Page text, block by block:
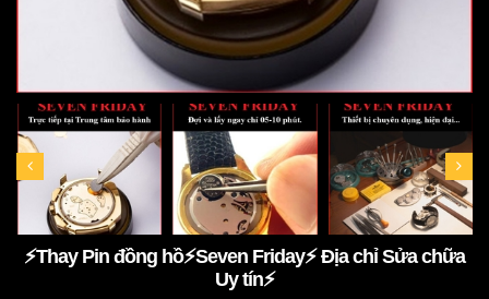
⚡️Thay Pin đồng hồ⚡️Seven Friday⚡️ Địa chỉ Sửa chữa
Uy tín⚡️